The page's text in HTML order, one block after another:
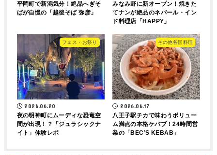
平岡町で新潟気分！絶品へぎそ
ばが自慢の「越後そば 弥彦」
みなみ野に新オープン！焼きた
てナンが絶品のネパール・イン
ド料理店「HAPPY」
フェス・お祭り
2026.06.20
夜の明神町にムーディな恐竜空
間が出現！？「ジュラシックナ
イト」体験レポ
その他各国料理
2026.06.17
八王子駅チカで味わうボリュー
ム満点の本格ケバブ！24時間営
業の「BEC’S KEBAB」